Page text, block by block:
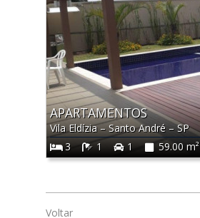
APARTAMENTOS
Vila Eldízia–Santo André–SP
3
1 1 59.00 m²
Voltar